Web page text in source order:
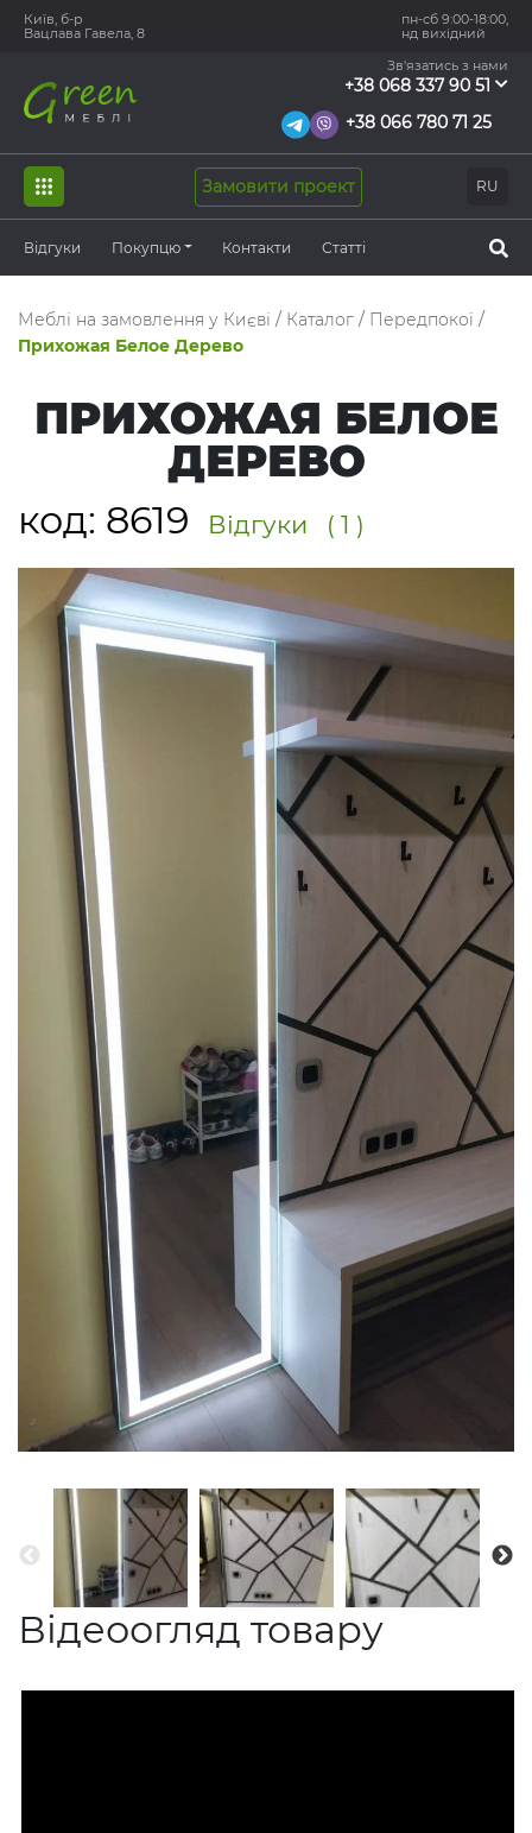
Київ, б-р
Вацлава Гавела, 8
пн-сб 9:00-18:00,
нд вихідний
Зв'язатись з нами
+38 068 337 90 51
+38 066 780 71 25
RU
Замовити проект
Відгуки Покупцю Контакти Статті
Меблі на замовлення у Києві / Каталог / Передпокої /
Прихожая Белое Дерево
ПРИХОЖАЯ БЕЛОЕ
ДЕРЕВО
код: 8619 Відгуки ( 1 )
Відеоогляд товару